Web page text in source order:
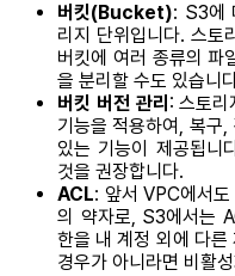
버킷(Bucket): S3에
리지 단위입니다. 스토
버킷에 여러 종류의 파
을 분리할 수도 있습니
버킷 버전 관리 : 스토리
기능을 적용하여, 복구
있는 기능이 제공됩니
것을 권장합니다.
ACL: 앞서 VPC에서
의 약자로, S3에서는
한을 내 계정 외에 다
경우가 아니라면 비활